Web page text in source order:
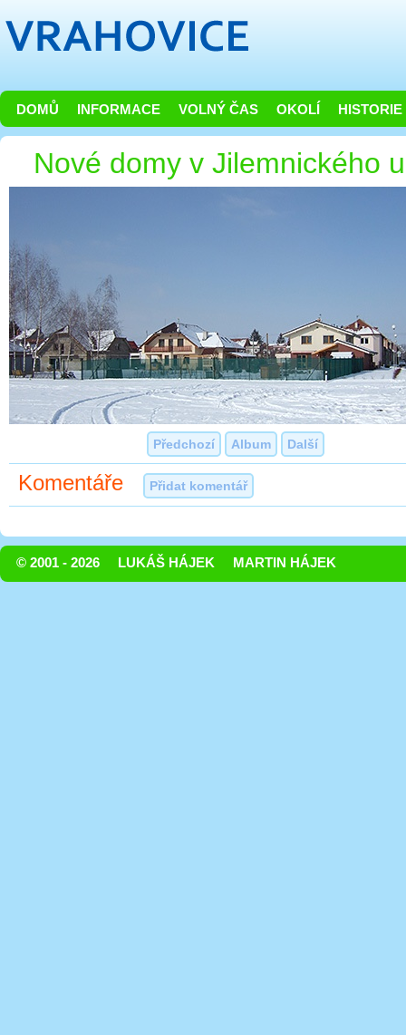
DOMŮ INFORMACE VOLNÝ ČAS OKOLÍ HISTORIE
Nové domy v Jilemnického
Předchozí Album Další
Komentáře Přidat komentář
© 2001 - 2026 LUKÁŠ HÁJEK MARTIN HÁJEK